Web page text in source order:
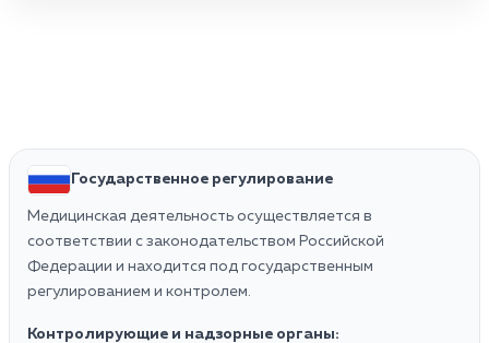
Государственное регулирование
Медицинская деятельность осуществляется в
соответствии с законодательством Российской
Федерации и находится под государственным
регулированием и контролем.
Контролирующие и надзорные органы: